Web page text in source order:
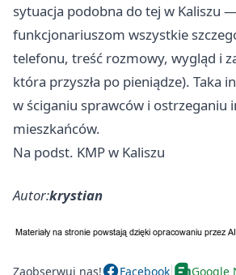
sytuacja podobna do tej w Kaliszu
funkcjonariuszom wszystkie
telefonu, treść rozmowy, wygląd i
która przyszła po pieniądze). Taka
w ściganiu sprawców i ostrzeganiu
mieszkańców.
Na podst. KMP w Kaliszu
Autor:krystian
Zaobserwuj nas! Facebook Google